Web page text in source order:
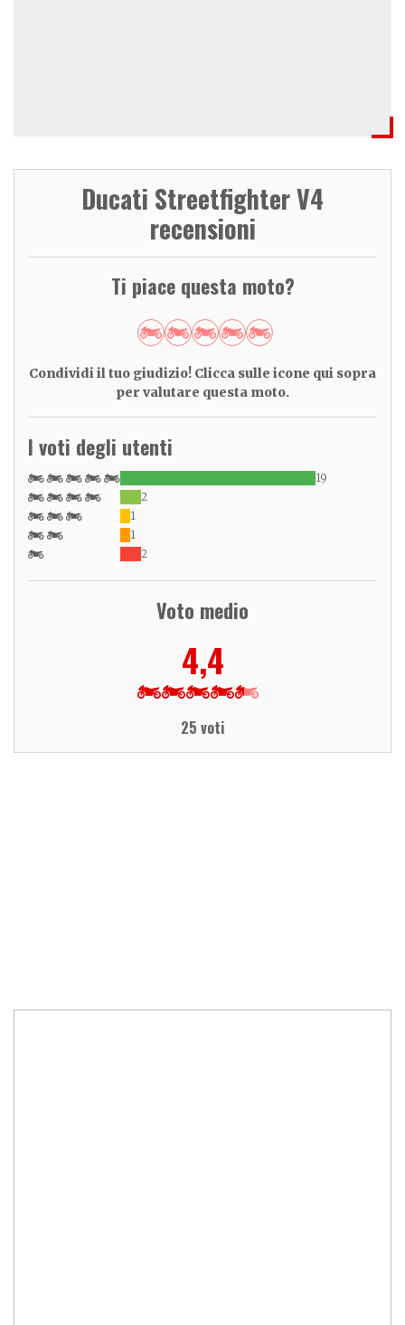
Ducati Streetfighter V4
recensioni
Ti piace questa moto?
Condividi il tuo giudizio! Clicca sulle icone qui sopra
per valutare questa moto.
I voti degli utenti
19
2
1
1
2
Voto medio
4,4
25 voti